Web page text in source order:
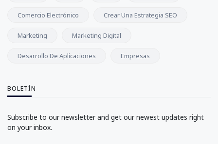
Comercio Electrónico Crear Una Estrategia SEO
Marketing Marketing Digital
Desarrollo De Aplicaciones Empresas
BOLETÍN
Subscribe to our newsletter and get our newest updates right
on your inbox.